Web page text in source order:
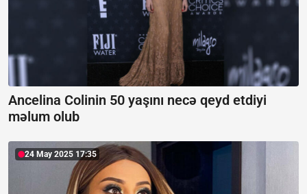
Ancelina Colinin 50 yaşını necə qeyd etdiyi
məlum olub
24 May 2025 17:35